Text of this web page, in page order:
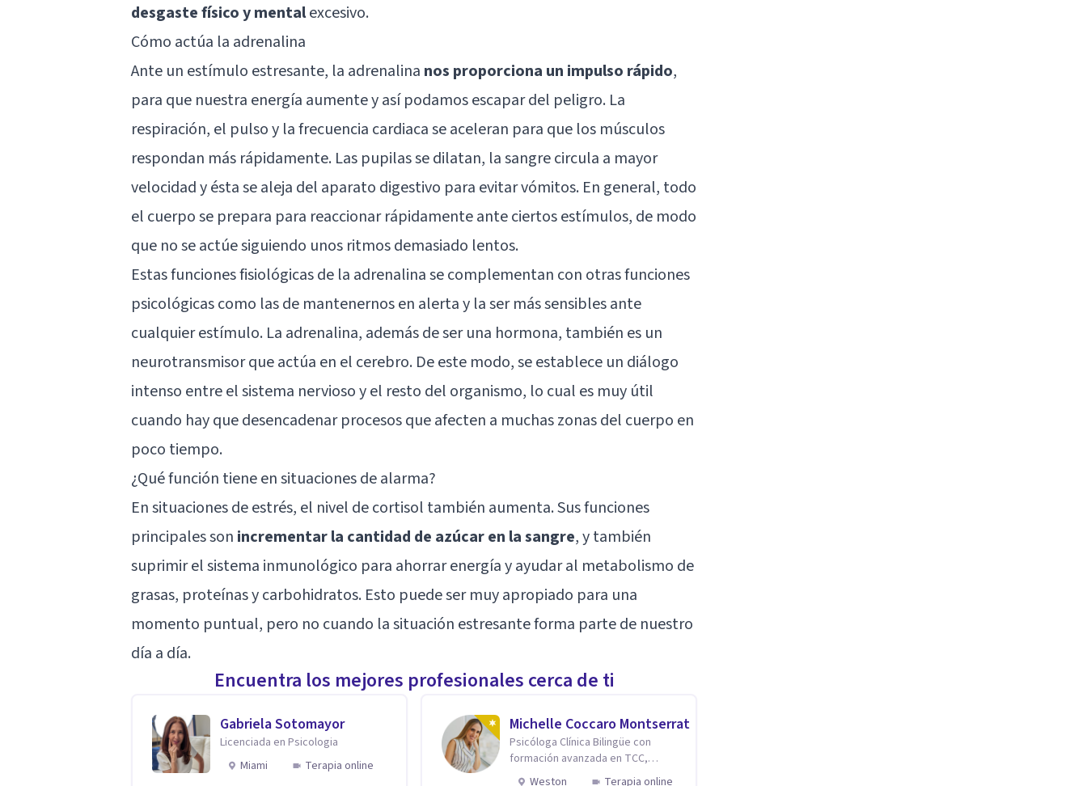
desgaste físico y mentalexcesivo.
Cómo actúa la adrenalina
Ante un estímulo estresante, la adrenalina nos proporciona un impulso rápido,
para que nuestra energía aumente y así podamos escapar del peligro. La
respiración, el pulso y la frecuencia cardiaca se aceleran para que los músculos
respondan más rápidamente. Las pupilas se dilatan, la sangre circula a mayor
velocidad y ésta se aleja del aparato digestivo para evitar vómitos. En general, todo
el cuerpo se prepara para reaccionar rápidamente ante ciertos estímulos, de modo
que no se actúe siguiendo unos ritmos demasiado lentos.
Estas funciones fisiológicas de la adrenalina se complementan con otras funciones
psicológicas como las de mantenernos en alerta y la ser más sensibles ante
cualquier estímulo. La adrenalina, además de ser una hormona, también es un
neurotransmisor que actúa en el cerebro. De este modo, se establece un diálogo
intenso entre el sistema nervioso y el resto del organismo, lo cual es muy útil
cuando hay que desencadenar procesos que afecten a muchas zonas del cuerpo en
poco tiempo.
¿Qué función tiene en situaciones de alarma?
En situaciones de estrés, el nivel de cortisol también aumenta. Sus funciones
principales son incrementar la cantidad de azúcar en la sangre, y también
suprimir el sistema inmunológico para ahorrar energía y ayudar al metabolismo de
grasas, proteínas y carbohidratos. Esto puede ser muy apropiado para una
momento puntual, pero no cuando la situación estresante forma parte de nuestro
día a día.
Encuentra los mejores profesionales cerca de ti
Gabriela Sotomayor
Licenciada en Psicologia
Miami
Terapia online
Michelle Coccaro Montserrat
Psicóloga Clínica Bilingüe con
formación avanzada en TCC,
Neurociencias e Inteligencia
Weston Terapia online